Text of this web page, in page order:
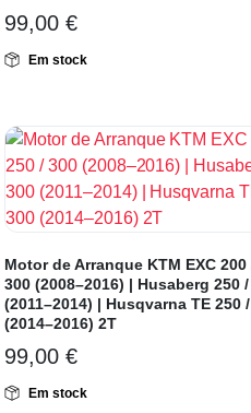
99,00 €
Em stock
Motor de Arranque KTM EXC 200
300 (2008–2016) | Husaberg 250
(2011–2014) | Husqvarna TE 250
(2014–2016) 2T
99,00 €
Em stock